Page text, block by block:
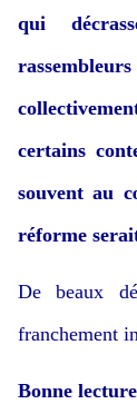
qui
certains
souvent au
réforme
De beaux
franchement
Bonne